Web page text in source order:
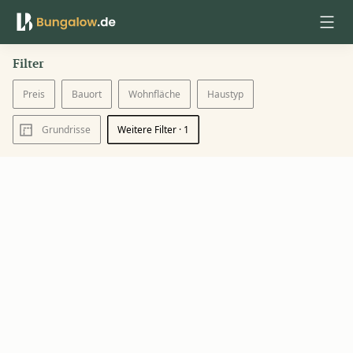
Anmelden
Filter
Preis Bauort Wohnfläche Haustyp
Grundrisse Weitere Filter · 1